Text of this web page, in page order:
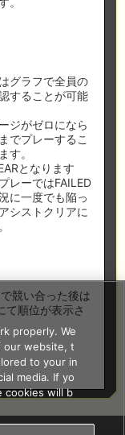
グラフで全員の
することが可能
ジがゼロになら
でプレーするこ
す。
となります
レーではFAILED
に一度でも陥っ
シストクリアに
競い合った後は
て順位が表示さ
properly. We
our website, t
to your in
media. If yo
cookies will b